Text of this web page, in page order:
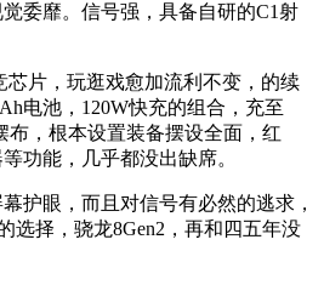
委靡。信号强，具备自研的C1射
片，玩逛戏愈加流利不变，的续
电池，120W快充的组合，充至
布，根本设置装备摆设全面，红
功能，几乎都没出缺席。
眼，而且对信号有必然的逃求，
选择，骁龙8Gen2，再和四五年没